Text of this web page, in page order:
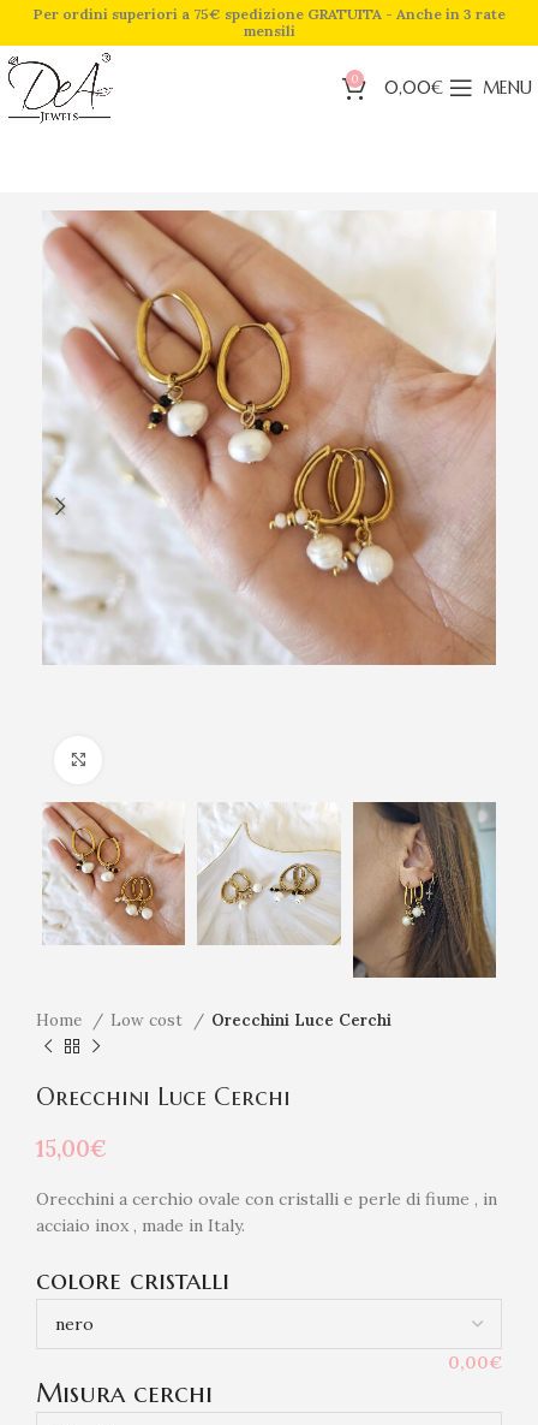
Per ordini superiori a 75€ spedizione GRATUITA - Anche in 3 rate
mensili
0 0,00€ MENU
Home Low cost Orecchini Luce Cerchi
Orecchini Luce Cerchi
15,00€
Orecchini a cerchio ovale con cristalli e perle di fiume , in
acciaio inox , made in Italy.
colore cristalli
0,00€
Misura cerchi